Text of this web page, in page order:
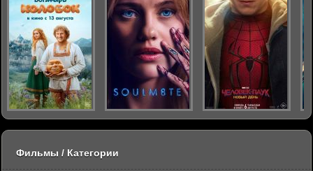
Фильмы / Категории